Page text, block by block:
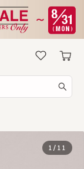
1 / 11